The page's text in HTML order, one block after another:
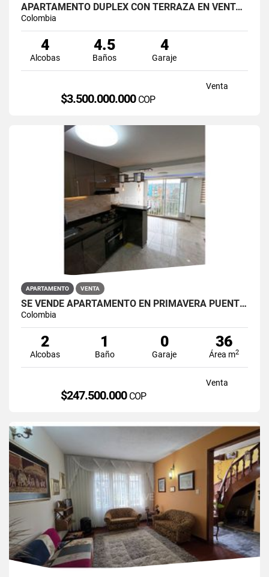
APARTAMENTO DÚPLEX CON TERRAZA EN VENTA BELLA SUIZA USAQUÉN BOGOTÁ
Colombia
4
Alcobas
4.5
Baños
4
Garaje
Venta
$3.500.000.000 COP
APARTAMENTO VENTA
SE VENDE APARTAMENTO EN PRIMAVERA PUENTE ARANDA
Colombia
2
Alcobas
1
Baño
0
Garaje
36
Área m2
Venta
$247.500.000 COP